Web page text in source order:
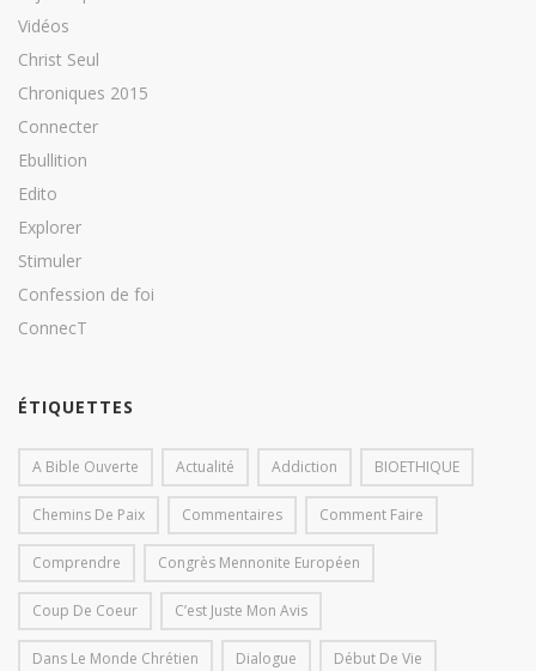
Vidéos
Christ Seul
Chroniques 2015
Connecter
Ebullition
Edito
Explorer
Stimuler
Confession de foi
ConnecT
ÉTIQUETTES
A Bible Ouverte Actualité Addiction BIOETHIQUE
Chemins De Paix Commentaires Comment Faire
Comprendre Congrès Mennonite Européen
Coup De Coeur C’est Juste Mon Avis
Dans Le Monde Chrétien Dialogue Début De Vie